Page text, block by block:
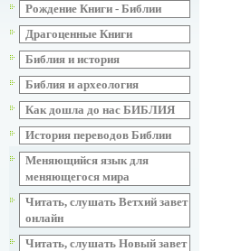
Рождение Книги - Библии
Драгоценные Книги
Библия и история
Библия и археология
Как дошла до нас БИБЛИЯ
История переводов Библии
Меняющийся язык для
меняющегося мира
Читать, слушать Ветхий завет
онлайн
Читать, слушать Новый завет